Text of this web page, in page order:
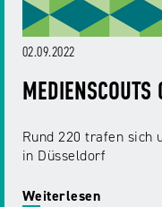
02.09.2022
Rund 220 trafen sich
in Düsseldorf
Weiterlesen